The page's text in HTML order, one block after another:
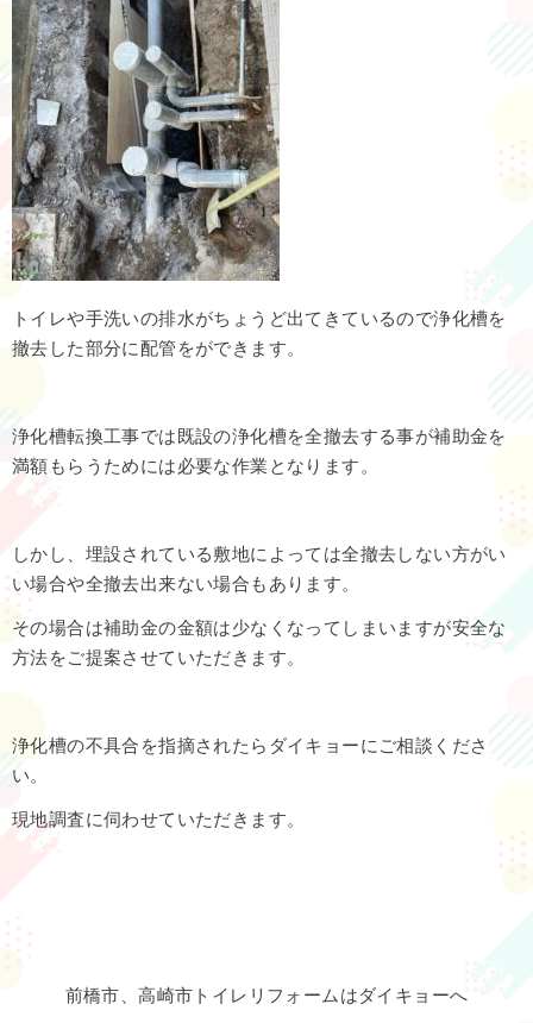
トイレや手洗いの排水がちょうど出てきているので浄化槽を
撤去した部分に配管をができます。
浄化槽転換工事では既設の浄化槽を全撤去する事が補助金を
満額もらうためには必要な作業となります。
しかし、埋設されている敷地によっては全撤去しない方がい
い場合や全撤去出来ない場合もあります。
その場合は補助金の金額は少なくなってしまいますが安全な
方法をご提案させていただきます。
浄化槽の不具合を指摘されたらダイキョーにご相談くださ
い。
現地調査に伺わせていただきます。
前橋市、高崎市トイレリフォームはダイキョーへ